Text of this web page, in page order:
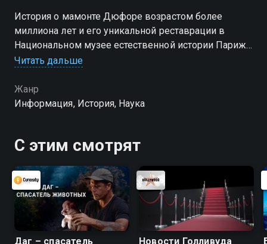
История о мамонте Дюфоре возрастом более
миллиона лет и его уникальной реставрации в
Национальном музее естественной истории Парижа,
где скелет был разобран и заново собран в рамках
компьютерной графики
Читать дальше
Жанр
Информация, История, Наука
С этим смотрят
Даг – спасатель
Новости Голливуда